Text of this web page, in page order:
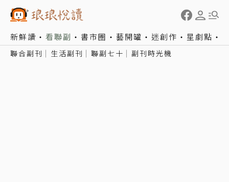
新鮮讀 看聯副 書市圈 藝開罐 迷創作 星劇點
聯合副刊 生活副刊 聯副七十 副刊時光機